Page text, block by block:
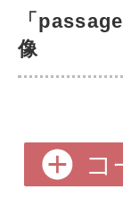
「
像